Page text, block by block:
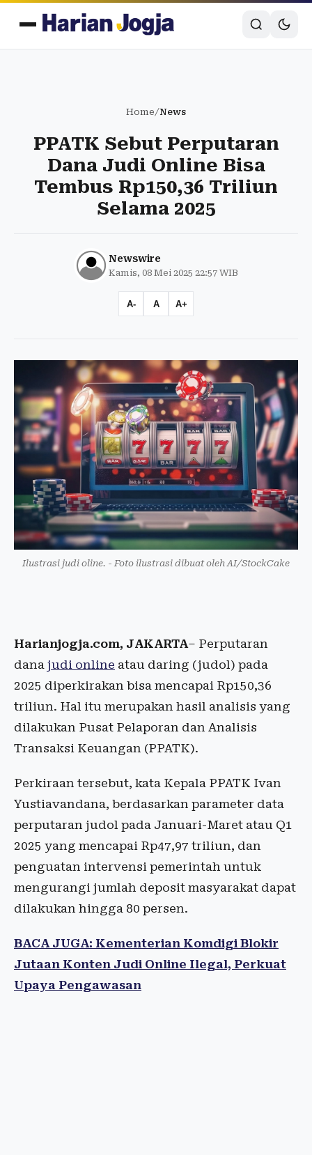
Home/News
PPATK Sebut Perputaran
Dana Judi Online Bisa
Tembus Rp150,36 Triliun
Selama 2025
Newswire
Kamis, 08 Mei 2025 22:57 WIB
A- A A+
Ilustrasi judi oline. - Foto ilustrasi dibuat oleh AI/StockCake
Harianjogja.com, JAKARTA– Perputaran
dana judi online atau daring (judol) pada
2025 diperkirakan bisa mencapai Rp150,36
triliun. Hal itu merupakan hasil analisis yang
dilakukan Pusat Pelaporan dan Analisis
Transaksi Keuangan (PPATK).
Perkiraan tersebut, kata Kepala PPATK Ivan
Yustiavandana, berdasarkan parameter data
perputaran judol pada Januari-Maret atau Q1
2025 yang mencapai Rp47,97 triliun, dan
penguatan intervensi pemerintah untuk
mengurangi jumlah deposit masyarakat dapat
dilakukan hingga 80 persen.
BACA JUGA: Kementerian Komdigi Blokir
Jutaan Konten Judi Online Ilegal, Perkuat
Upaya Pengawasan